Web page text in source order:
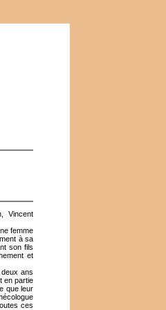
Vincent
femme
à sa
son fils
et
ans
en partie
que leur
ces